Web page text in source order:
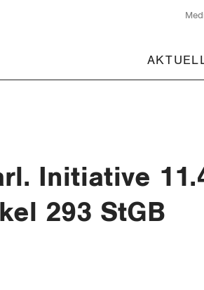
Initiative
293 StGB